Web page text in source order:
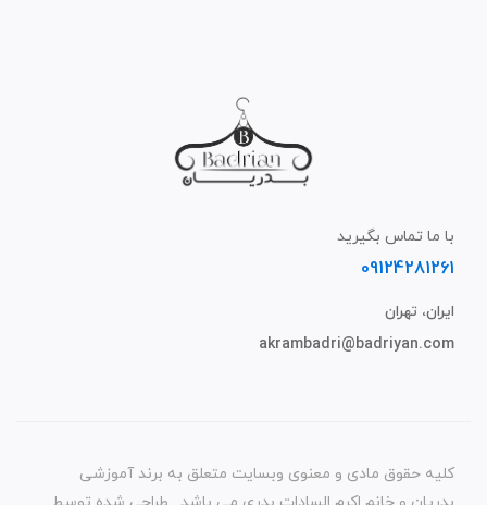
با ما تماس بگیرید
09124281261
ایران، تهران
akrambadri@badriyan.com
کلیه حقوق مادی و معنوی وبسایت متعلق به برند آموزشی